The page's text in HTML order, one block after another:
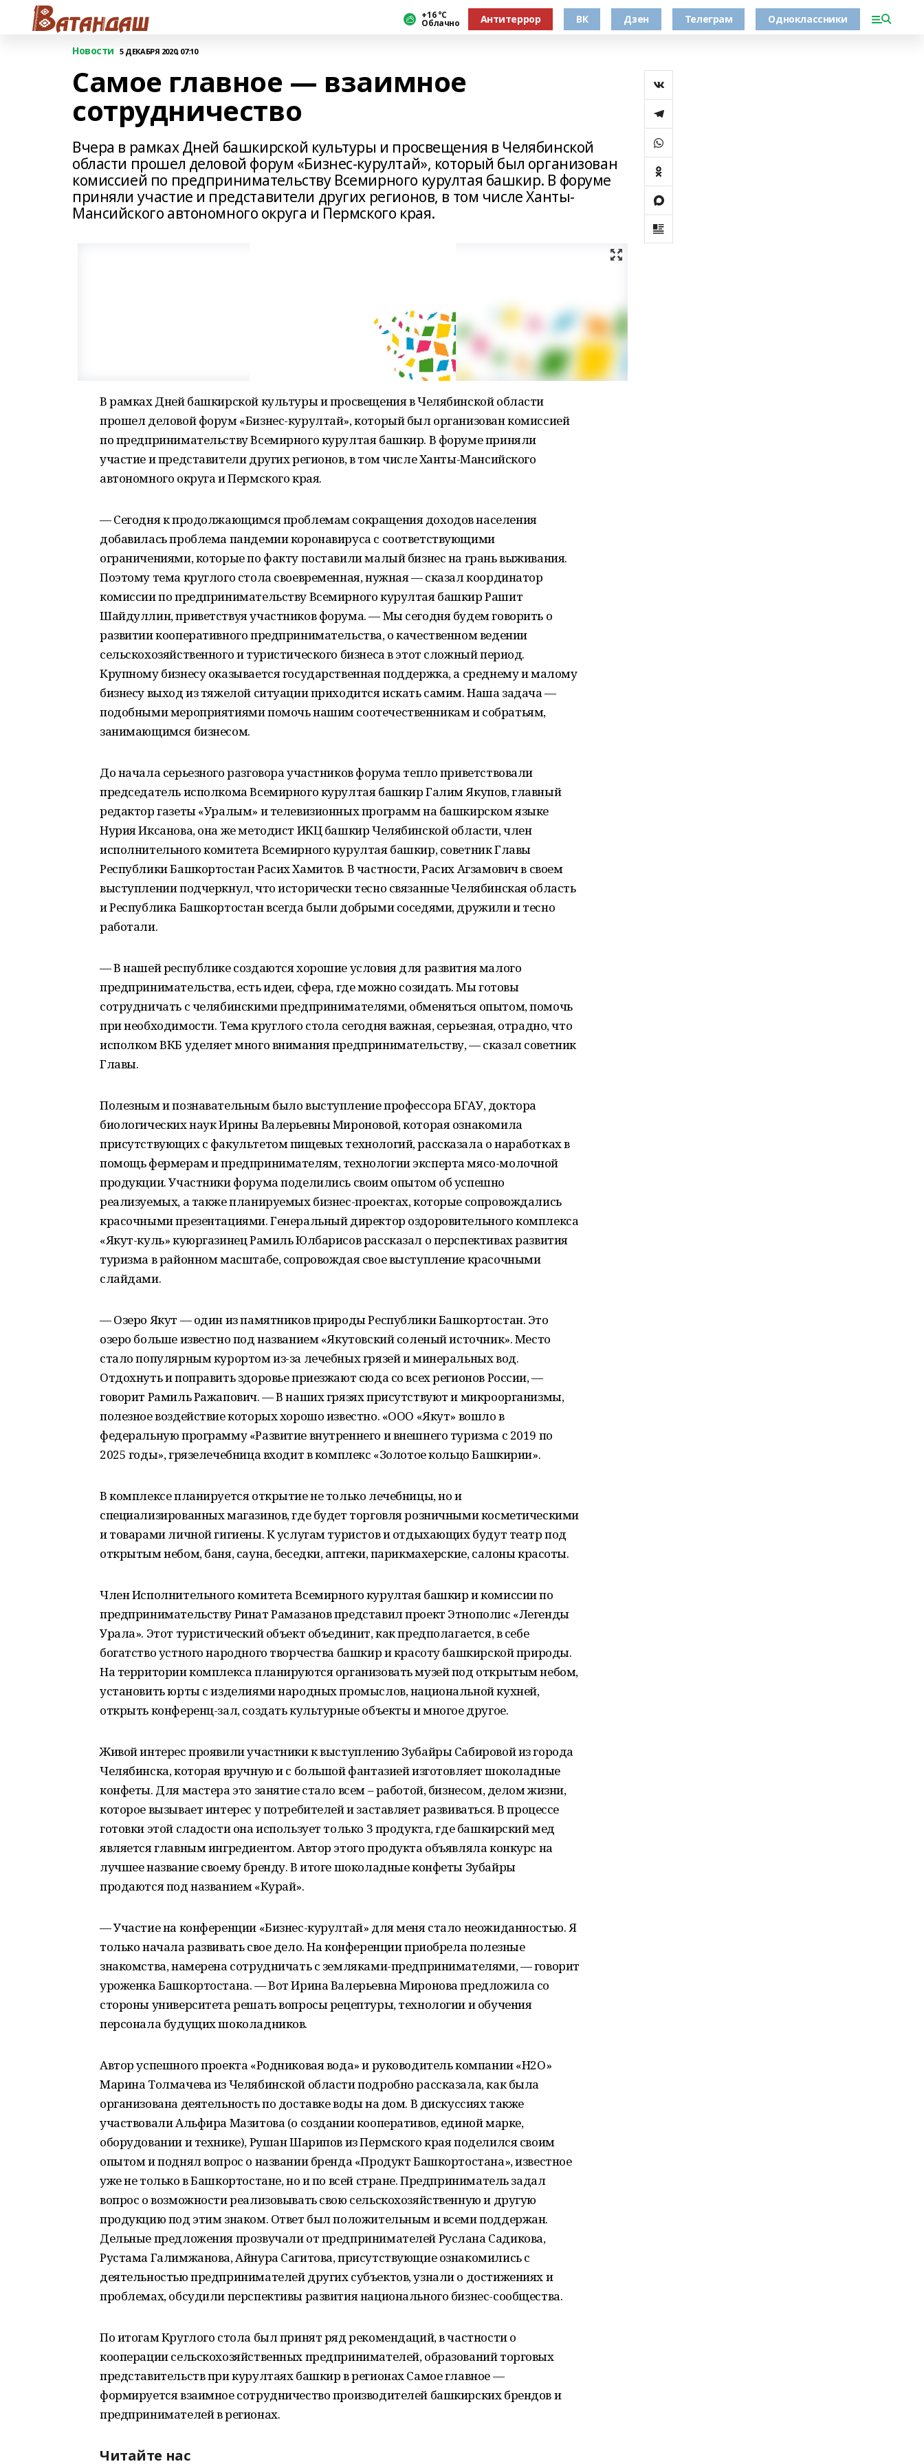
+16 °С
Облачно Антитеррор ВК Дзен Телеграм Одноклассники
Новости 5 ДЕКАБРЯ 2020, 07:10
Самое главное — взаимное
сотрудничество
Вчера в рамках Дней башкирской культуры и просвещения в Челябинской
области прошел деловой форум «Бизнес-курултай», который был организован
комиссией по предпринимательству Всемирного курултая башкир. В форуме
приняли участие и представители других регионов, в том числе Ханты-
Мансийского автономного округа и Пермского края.
В рамках Дней башкирской культуры и просвещения в Челябинской области
прошел деловой форум «Бизнес-курултай», который был организован комиссией
по предпринимательству Всемирного курултая башкир. В форуме приняли
участие и представители других регионов, в том числе Ханты-Мансийского
автономного округа и Пермского края.
— Сегодня к продолжающимся проблемам сокращения доходов населения
добавилась проблема пандемии коронавируса с соответствующими
ограничениями, которые по факту поставили малый бизнес на грань выживания.
Поэтому тема круглого стола своевременная, нужная — сказал координатор
комиссии по предпринимательству Всемирного курултая башкир Рашит
Шайдуллин, приветствуя участников форума. — Мы сегодня будем говорить о
развитии кооперативного предпринимательства, о качественном ведении
сельскохозяйственного и туристического бизнеса в этот сложный период.
Крупному бизнесу оказывается государственная поддержка, а среднему и малому
бизнесу выход из тяжелой ситуации приходится искать самим. Наша задача —
подобными мероприятиями помочь нашим соотечественникам и собратьям,
занимающимся бизнесом.
До начала серьезного разговора участников форума тепло приветствовали
председатель исполкома Всемирного курултая башкир Галим Якупов, главный
редактор газеты «Уралым» и телевизионных программ на башкирском языке
Нурия Иксанова, она же методист ИКЦ башкир Челябинской области, член
исполнительного комитета Всемирного курултая башкир, советник Главы
Республики Башкортостан Расих Хамитов. В частности, Расих Агзамович в своем
выступлении подчеркнул, что исторически тесно связанные Челябинская область
и Республика Башкортостан всегда были добрыми соседями, дружили и тесно
работали.
— В нашей республике создаются хорошие условия для развития малого
предпринимательства, есть идеи, сфера, где можно созидать. Мы готовы
сотрудничать с челябинскими предпринимателями, обменяться опытом, помочь
при необходимости. Тема круглого стола сегодня важная, серьезная, отрадно, что
исполком ВКБ уделяет много внимания предпринимательству, — сказал советник
Главы.
Полезным и познавательным было выступление профессора БГАУ, доктора
биологических наук Ирины Валерьевны Мироновой, которая ознакомила
присутствующих с факультетом пищевых технологий, рассказала о наработках в
помощь фермерам и предпринимателям, технологии эксперта мясо-молочной
продукции. Участники форума поделились своим опытом об успешно
реализуемых, а также планируемых бизнес-проектах, которые сопровождались
красочными презентациями. Генеральный директор оздоровительного комплекса
«Якут-куль» куюргазинец Рамиль Юлбарисов рассказал о перспективах развития
туризма в районном масштабе, сопровождая свое выступление красочными
слайдами.
— Озеро Якут — один из памятников природы Республики Башкортостан. Это
озеро больше известно под названием «Якутовский соленый источник». Место
стало популярным курортом из-за лечебных грязей и минеральных вод.
Отдохнуть и поправить здоровье приезжают сюда со всех регионов России, —
говорит Рамиль Ражапович. — В наших грязях присутствуют и микроорганизмы,
полезное воздействие которых хорошо известно. «ООО «Якут» вошло в
федеральную программу «Развитие внутреннего и внешнего туризма с 2019 по
2025 годы», грязелечебница входит в комплекс «Золотое кольцо Башкирии».
В комплексе планируется открытие не только лечебницы, но и
специализированных магазинов, где будет торговля розничными косметическими
и товарами личной гигиены. К услугам туристов и отдыхающих будут театр под
открытым небом, баня, сауна, беседки, аптеки, парикмахерские, салоны красоты.
Член Исполнительного комитета Всемирного курултая башкир и комиссии по
предпринимательству Ринат Рамазанов представил проект Этнополис «Легенды
Урала». Этот туристический объект объединит, как предполагается, в себе
богатство устного народного творчества башкир и красоту башкирской природы.
На территории комплекса планируются организовать музей под открытым небом,
установить юрты с изделиями народных промыслов, национальной кухней,
открыть конференц-зал, создать культурные объекты и многое другое.
Живой интерес проявили участники к выступлению Зубайры Сабировой из города
Челябинска, которая вручную и с большой фантазией изготовляет шоколадные
конфеты. Для мастера это занятие стало всем – работой, бизнесом, делом жизни,
которое вызывает интерес у потребителей и заставляет развиваться. В процессе
готовки этой сладости она использует только 3 продукта, где башкирский мед
является главным ингредиентом. Автор этого продукта объявляла конкурс на
лучшее название своему бренду. В итоге шоколадные конфеты Зубайры
продаются под названием «Курай».
— Участие на конференции «Бизнес-курултай» для меня стало неожиданностью. Я
только начала развивать свое дело. На конференции приобрела полезные
знакомства, намерена сотрудничать с земляками-предпринимателями, — говорит
уроженка Башкортостана. — Вот Ирина Валерьевна Миронова предложила со
стороны университета решать вопросы рецептуры, технологии и обучения
персонала будущих шоколадников.
Автор успешного проекта «Родниковая вода» и руководитель компании «Н2О»
Марина Толмачева из Челябинской области подробно рассказала, как была
организована деятельность по доставке воды на дом. В дискуссиях также
участвовали Альфира Мазитова (о создании кооперативов, единой марке,
оборудовании и технике), Рушан Шарипов из Пермского края поделился своим
опытом и поднял вопрос о названии бренда «Продукт Башкортостана», известное
уже не только в Башкортостане, но и по всей стране. Предприниматель задал
вопрос о возможности реализовывать свою сельскохозяйственную и другую
продукцию под этим знаком. Ответ был положительным и всеми поддержан.
Дельные предложения прозвучали от предпринимателей Руслана Садикова,
Рустама Галимжанова, Айнура Сагитова, присутствующие ознакомились с
деятельностью предпринимателей других субъектов, узнали о достижениях и
проблемах, обсудили перспективы развития национального бизнес-сообщества.
По итогам Круглого стола был принят ряд рекомендаций, в частности о
кооперации сельскохозяйственных предпринимателей, образований торговых
представительств при курултаях башкир в регионах Самое главное —
формируется взаимное сотрудничество производителей башкирских брендов и
предпринимателей в регионах.
Читайте нас